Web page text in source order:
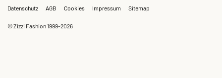
Datenschutz AGB Cookies Impressum Sitemap
© Zizzi Fashion 1999-2026